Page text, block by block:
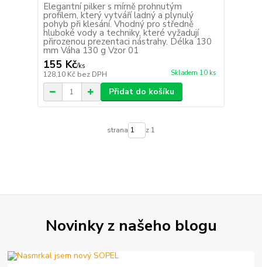
Elegantní pilker s mírně prohnutým
profilem, který vytváří ladný a plynulý
pohyb při klesání. Vhodný pro středně
hluboké vody a techniky, které vyžadují
přirozenou prezentaci nástrahy. Délka 130
mm Váha 130 g Vzor 01
155 Kč/ks
128,10 Kč bez DPH Skladem 10 ks
Přidat do košíku
strana z 1
Novinky z našeho blogu